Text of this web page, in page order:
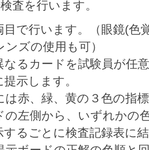
査を行います。
目で行います。（眼鏡(色
ンズの使用も可）
なるカードを試験員が任
示します。
は赤、緑、黄の３色の指
の左側から、いずれかの
するごとに検査記録表に